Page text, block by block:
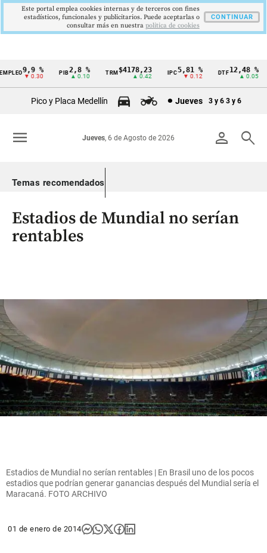
Cintillo
Colombia
9,9 %
▼ 0.30
PIB2,8 %
▲ 0.10
TRM$4178,23
▲ 0.42
5,81 %
▼ 0.12
DTF12,48 %
▲ 0.05
Pico y Placa Medellín Jueves 3 y 6 3 y 6
person search
Jueves, 6 de Agosto de 2026
menu
Temas recomendados
Estadios de Mundial no serían
rentables
Estadios de Mundial no serían rentables | En Brasil uno de los pocos
estadios que podrían generar ganancias después del Mundial sería el
Maracaná. FOTO ARCHIVO
01 de enero de 2014
Este portal emplea cookies internas y de terceros con fines
estadísticos, funcionales y publicitarios. Puede aceptarlas o
consultar más en nuestra politica de cookies
CONTINUAR